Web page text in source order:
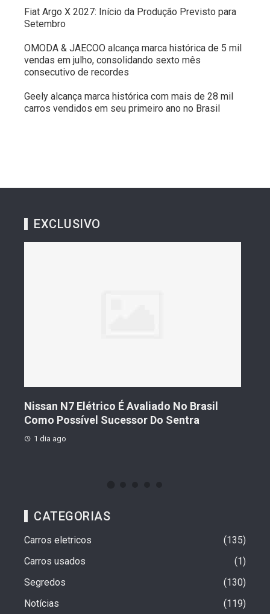
Fiat Argo X 2027: Início da Produção Previsto para
Setembro
OMODA & JAECOO alcança marca histórica de 5 mil
vendas em julho, consolidando sexto mês
consecutivo de recordes
Geely alcança marca histórica com mais de 28 mil
carros vendidos em seu primeiro ano no Brasil
EXCLUSIVO
Nissan N7 Elétrico É Avaliado No Brasil
Como Possível Sucessor Do Sentra
1 dia ago
CATEGORIAS
Carros eletricos
135
Carros usados
1
Segredos
130
Notícias
119